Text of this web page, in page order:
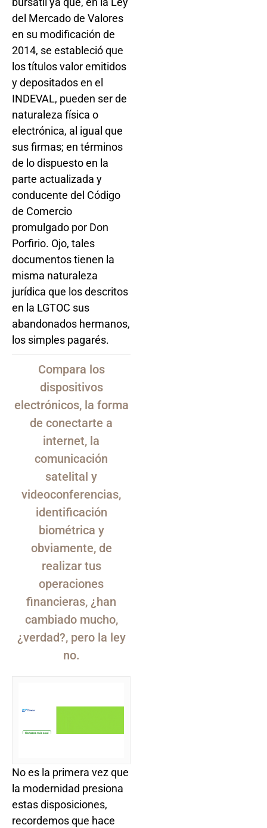
del Mercado de Valores
en su modificación de
2014, se estableció que
los títulos valor emitidos
y depositados en el
INDEVAL, pueden ser de
naturaleza física o
electrónica, al igual que
sus firmas; en términos
de lo dispuesto en la
parte actualizada y
conducente del Código
de Comercio
promulgado por Don
Porfirio. Ojo, tales
documentos tienen la
misma naturaleza
jurídica que los descritos
en la LGTOC sus
abandonados hermanos,
los simples pagarés.
Compara los
dispositivos
electrónicos, la forma
de conectarte a
internet, la
comunicación
satelital y
videoconferencias,
identificación
biométrica y
obviamente, de
realizar tus
operaciones
financieras, ¿han
cambiado mucho,
¿verdad?, pero la ley
no.
No es la primera vez que
la modernidad presiona
estas disposiciones,
recordemos que hace